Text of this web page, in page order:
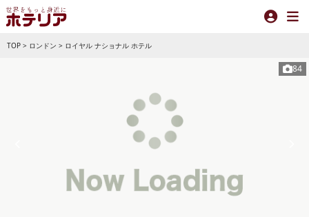
TOP > ロンドン > ロイヤル ナショナル ホテル
84